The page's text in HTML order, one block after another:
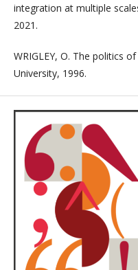
integration at multiple
2021.
WRIGLEY, O. The politics
University, 1996.